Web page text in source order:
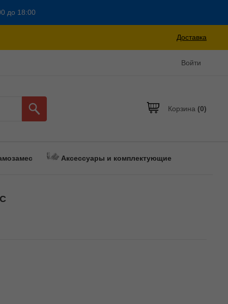
до 18:00
Доставка
Войти
Корзина (0)
Аксессуары и комплектующие